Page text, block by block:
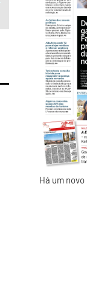
Há um